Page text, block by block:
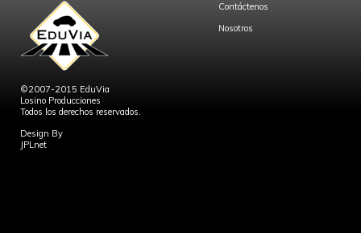
©2007-2015 EduVia
Losino Producciones
Todos los derechos reservados.
Design By
JPLnet
Contáctenos
Nosotros